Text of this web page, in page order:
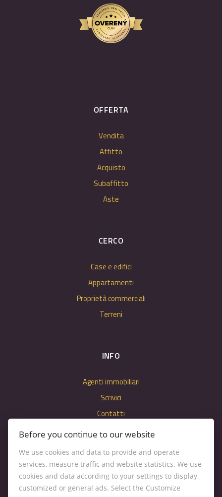
OFFERTA
Vendita
Affitto
Acquisto
Subaffitto
Aste
CERCO
Case e edifici
Appartamenti
Proprietà commerciali
Terreni
INFO
Agenti immobiliari
Scrivici
Contatti
Impostazioni dei cookie
Before you continue to our website
We use cookies and data to provide and operate
services, measure traffic and website statistics. We use
cookies and data according to your settings to display
customized or general ads. Select the Customize